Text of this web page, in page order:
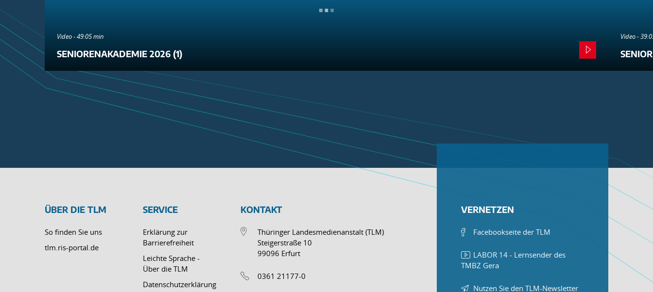
Video - 49:05 min
SENIORENAKADEMIE 2026 (1)
Video -
ÜBER DIE TLM
So finden Sie uns
tlm.ris-portal.de
SERVICE
Erklärung zur
Barrierefreiheit
Leichte Sprache -
Über die TLM
Datenschutzerklärung
KONTAKT
Thüringer Landesmedienanstalt (TLM)
Steigerstraße 10
99096 Erfurt
0361 21177-0
VERNETZEN
Facebookseite der TLM
LABOR 14 - Lernsender des
TMBZ Gera
Nutzen Sie den TLM-Newsletter